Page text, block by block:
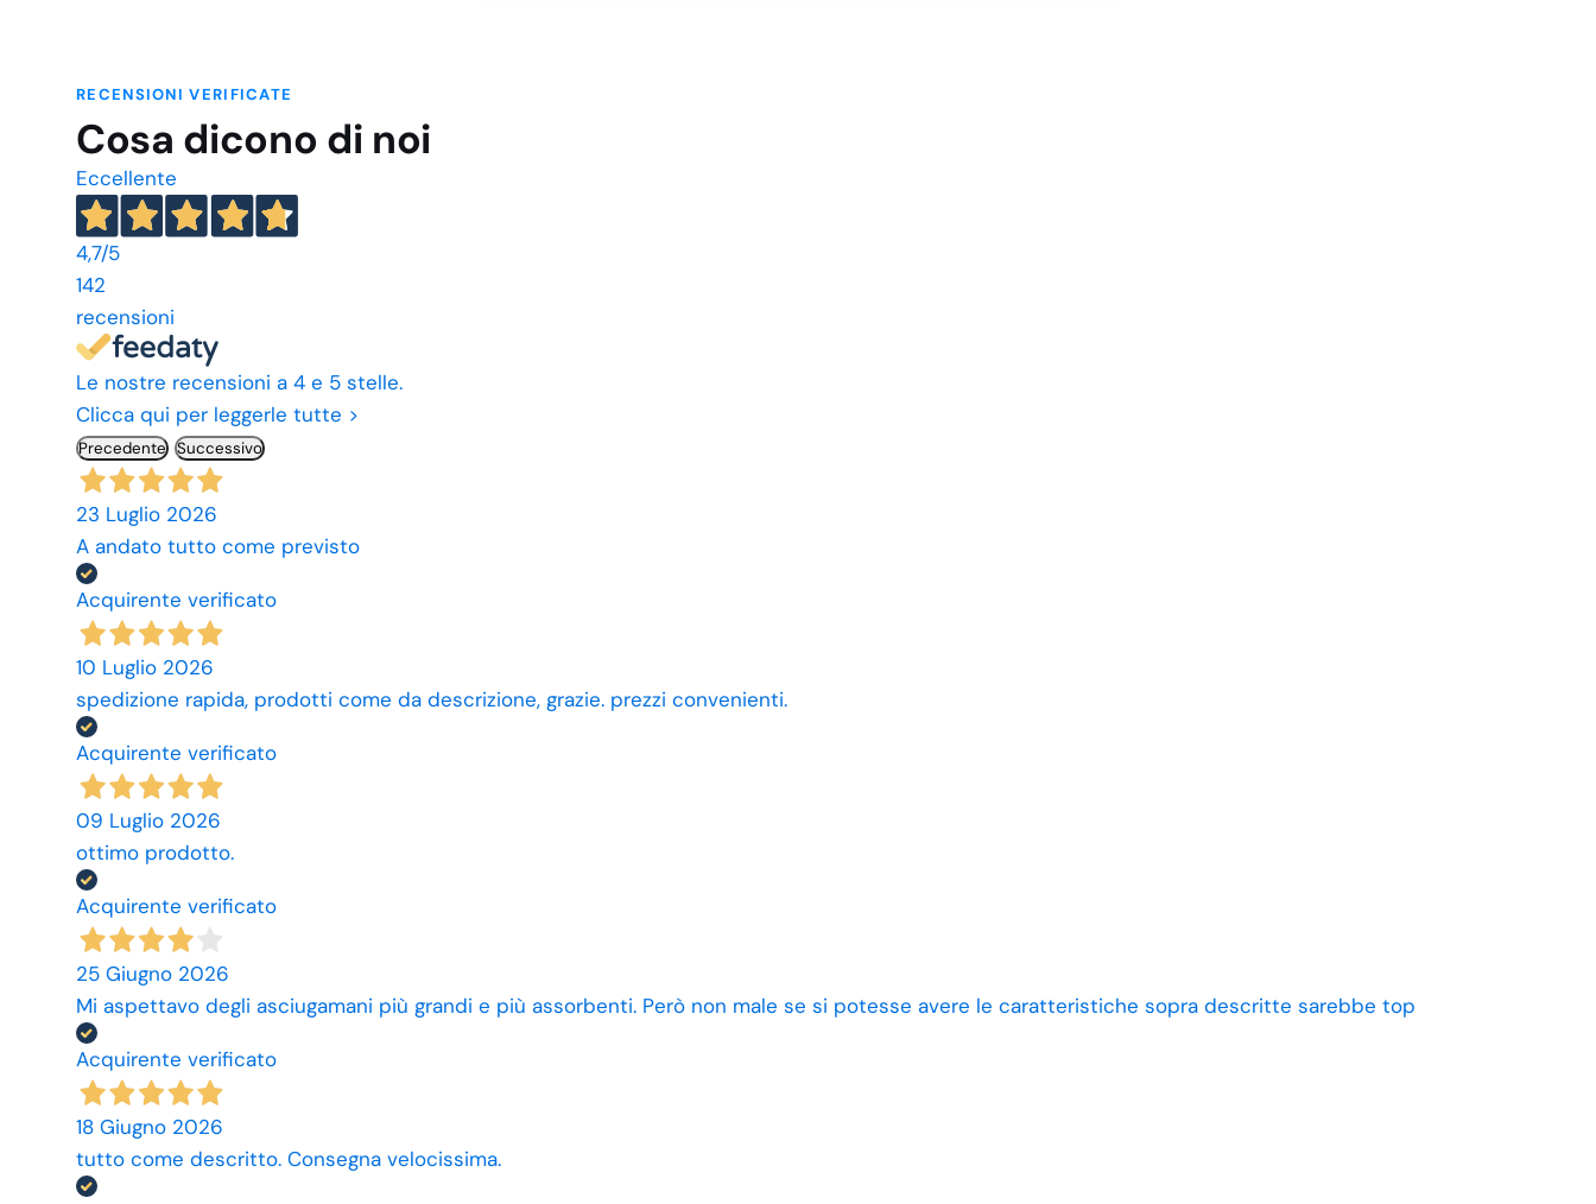
RECENSIONI VERIFICATE
Cosa dicono di noi
Eccellente
4,7/5
142
recensioni
Le nostre recensioni a 4 e 5 stelle.
Clicca qui per leggerle tutte >
Precedente Successivo
23 Luglio 2026
A andato tutto come previsto
Acquirente verificato
10 Luglio 2026
spedizione rapida, prodotti come da descrizione, grazie. prezzi convenienti.
Acquirente verificato
09 Luglio 2026
ottimo prodotto.
Acquirente verificato
25 Giugno 2026
Mi aspettavo degli asciugamani più grandi e più assorbenti. Però non male se si potesse avere le caratteristiche sopra descritte sarebbe top
Acquirente verificato
18 Giugno 2026
tutto come descritto. Consegna velocissima.